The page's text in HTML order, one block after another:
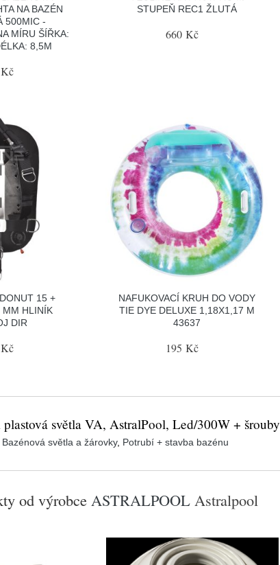
NA BAZÉN
500MIC -
MÍRU ŠÍŘKA:
8,5M
STUPEŇ REC1 ŽLUTÁ
660 Kč
15 +
MM HLINÍK
DIR
NAFUKOVACÍ KRUH DO VODY
TIE DYE DELUXE 1,18X1,17 M
43637
195 Kč
světla VA, AstralPool, Led/300W + šrouby
Bazénová světla a žárovky, Potrubí + stavba bazénu
od výrobce ASTRALPOOL Astralpool